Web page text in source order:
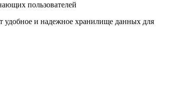
пользователей
удобное и надежное хранилище данных для